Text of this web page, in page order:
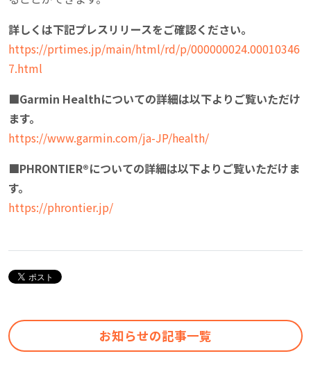
詳しくは下記プレスリリースをご確認ください。
https://prtimes.jp/main/html/rd/p/000000024.00010346
7.html
■Garmin Healthについての詳細は以下よりご覧いただけ
ます。
https://www.garmin.com/ja-JP/health/
■PHRONTIER®についての詳細は以下よりご覧いただけま
す。
https://phrontier.jp/
お知らせの記事一覧